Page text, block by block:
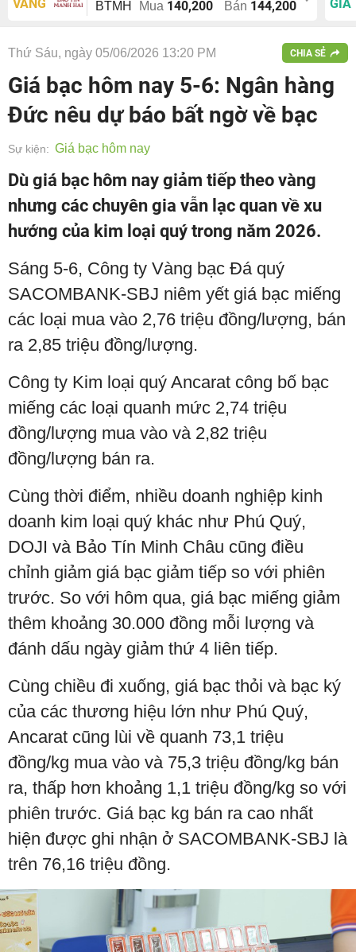
VÀNG
BTMH Mua 140,200 Bán 144,200
GIÁ
Thứ Sáu, ngày 05/06/2026 13:20 PM CHIA SẺ
Giá bạc hôm nay 5-6: Ngân hàng
Đức nêu dự báo bất ngờ về bạc
Sự kiện: Giá bạc hôm nay
Dù giá bạc hôm nay giảm tiếp theo vàng
nhưng các chuyên gia vẫn lạc quan về xu
hướng của kim loại quý trong năm 2026.
Sáng 5-6, Công ty Vàng bạc Đá quý
SACOMBANK-SBJ niêm yết giá bạc miếng
các loại mua vào 2,76 triệu đồng/lượng, bán
ra 2,85 triệu đồng/lượng.
Công ty Kim loại quý Ancarat công bố bạc
miếng các loại quanh mức 2,74 triệu
đồng/lượng mua vào và 2,82 triệu
đồng/lượng bán ra.
Cùng thời điểm, nhiều doanh nghiệp kinh
doanh kim loại quý khác như Phú Quý,
DOJI và Bảo Tín Minh Châu cũng điều
chỉnh giảm giá bạc giảm tiếp so với phiên
trước. So với hôm qua, giá bạc miếng giảm
thêm khoảng 30.000 đồng mỗi lượng và
đánh dấu ngày giảm thứ 4 liên tiếp.
Cùng chiều đi xuống, giá bạc thỏi và bạc ký
của các thương hiệu lớn như Phú Quý,
Ancarat cũng lùi về quanh 73,1 triệu
đồng/kg mua vào và 75,3 triệu đồng/kg bán
ra, thấp hơn khoảng 1,1 triệu đồng/kg so với
phiên trước. Giá bạc kg bán ra cao nhất
hiện được ghi nhận ở SACOMBANK-SBJ là
trên 76,16 triệu đồng.